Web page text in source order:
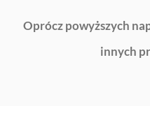
Oprócz powyższych
innych